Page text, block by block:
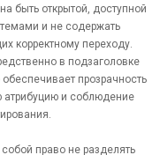
быть открытой, доступной
и не содержать
корректному переходу.
в подзаголовке
прозрачность
атрибуцию и соблюдение
право не разделять